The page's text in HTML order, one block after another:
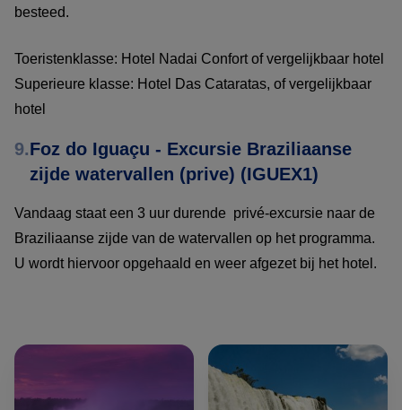
besteed.
Toeristenklasse: Hotel Nadai Confort of vergelijkbaar hotel
Superieure klasse: Hotel Das Cataratas, of vergelijkbaar
hotel
9.Foz do Iguaçu - Excursie Braziliaanse
zijde watervallen (prive) (IGUEX1)
Vandaag staat een 3 uur durende privé-excursie naar de
Braziliaanse zijde van de watervallen op het programma.
U wordt hiervoor opgehaald en weer afgezet bij het hotel.